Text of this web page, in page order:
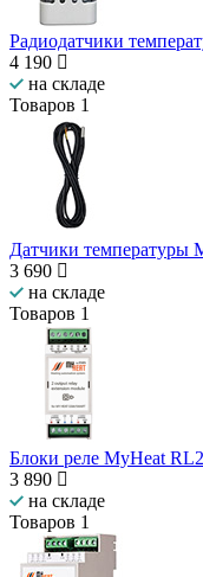
Радиодатчики
4 190
на складе
Товаров 1
Датчики температуры
3 690
на складе
Товаров 1
Блоки реле MyHeat
3 890
на складе
Товаров 1